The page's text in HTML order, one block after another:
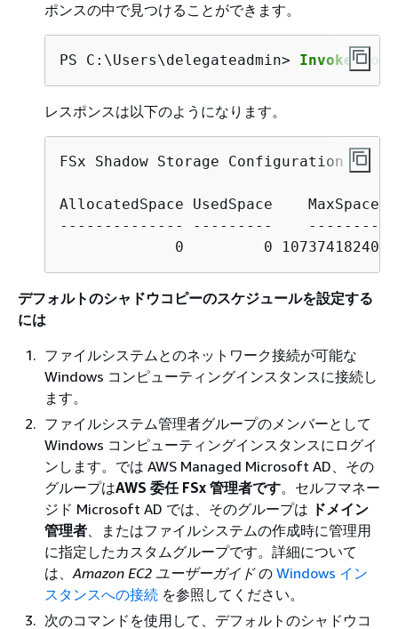
ポンスの中で見つけることができます。
PS C:\Users\delegateadmin> Invoke-
レスポンスは以下のようになります。
FSx Shadow Storage Configuration
AllocatedSpace UsedSpace    MaxSpace
デフォルトのシャドウコピーのスケジュールを設定する
には
ファイルシステムとのネットワーク接続が可能な
Windows コンピューティングインスタンスに接続し
ます。
ファイルシステム管理者グループのメンバーとして
Windows コンピューティングインスタンスにログイ
ンします。では AWS Managed Microsoft AD、その
グループはAWS 委任 FSx 管理者です。セルフマネー
ジド Microsoft AD では、そのグループは ドメイン
管理者、またはファイルシステムの作成時に管理用
に指定したカスタムグループです。詳細について
は、Amazon EC2 ユーザーガイドの Windows イン
スタンスへの接続 を参照してください。
次のコマンドを使用して、デフォルトのシャドウコ